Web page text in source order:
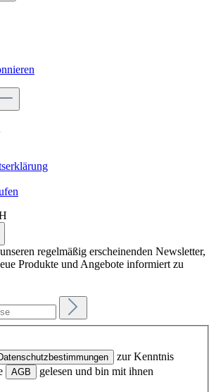
regelmäßig erscheinenden Newsletter,
Produkte und Angebote informiert zu
zur Kenntnis
AGB
gelesen und bin mit ihnen